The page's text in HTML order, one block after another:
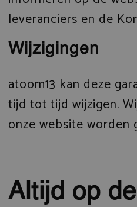
leveranciers en de
Wijzigingen
atoom13 kan deze
tijd tot tijd wijzigen.
onze website worden
Altijd op